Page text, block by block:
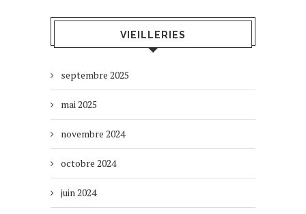
VIEILLERIES
septembre 2025
mai 2025
novembre 2024
octobre 2024
juin 2024